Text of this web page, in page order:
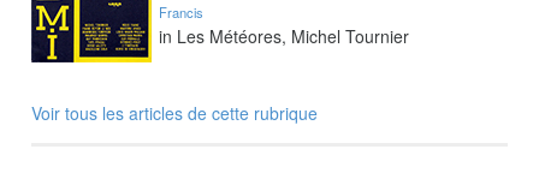
Francis
in Les Météores, Michel Tournier
Voir tous les articles de cette rubrique